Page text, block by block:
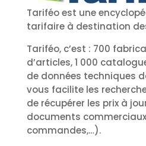
Tariféo est une
tarifaire à destination
Tariféo, c’est : 700
d’articles, 1 000
de données techniques
vous facilite les
de récupérer les prix à
documents
commandes,…).